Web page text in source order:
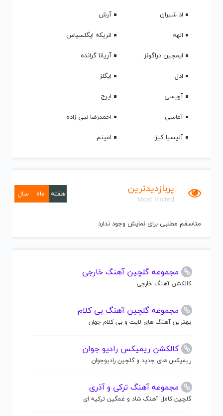
اد شیران
آرش
الهه
انریکه ایگلسیاس
ایمجین دراگونز
آریانا گرانده
ادل
ایگلز
آویسی
ایرج
آغاسی
احمدرضا نبی زاده
آلیسیا کیز
امینم
پربازدیدترین
Most Visited
هفته ماه سال
متاسفم مطلبی برای نمایش وجود ندارد
مجموعه گلچین آهنگ خارجی
کالکشن آهنگ خارجی
مجموعه گلچین آهنگ بی کلام
بهترین آهنگ های لایت و بی کلام جهان
کالکشن ریمیکس رادیو جوان
ریمیکس های جدید و گلچین رادیوجوان
مجموعه آهنگ ترکی و آذری
گلچین کامل آهنگ شاد و غمگین ترکیه ای